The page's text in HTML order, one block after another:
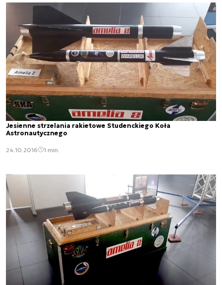
Jesienne strzelania rakietowe Studenckiego Koła
Astronautycznego
24.10.2016 1 min.